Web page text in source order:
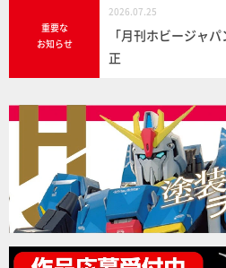
重要な
お知らせ
2026.07.25
「月刊ホビージャ
正